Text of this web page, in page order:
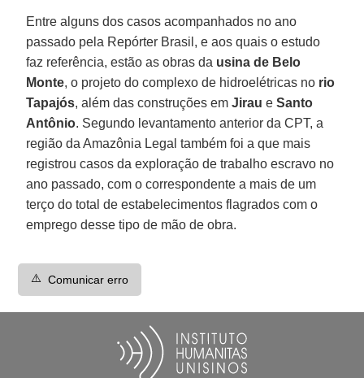
Entre alguns dos casos acompanhados no ano
passado pela Repórter Brasil, e aos quais o estudo
faz referência, estão as obras da usina de Belo
Monte, o projeto do complexo de hidroelétricas no rio
Tapajós, além das construções emJirau eSanto
Antônio. Segundo levantamento anterior da CPT, a
região da Amazônia Legal também foi a que mais
registrou casos da exploração de trabalho escravo no
ano passado, com o correspondente a mais de um
terço do total de estabelecimentos flagrados com o
emprego desse tipo de mão de obra.
⚠️ Comunicar erro